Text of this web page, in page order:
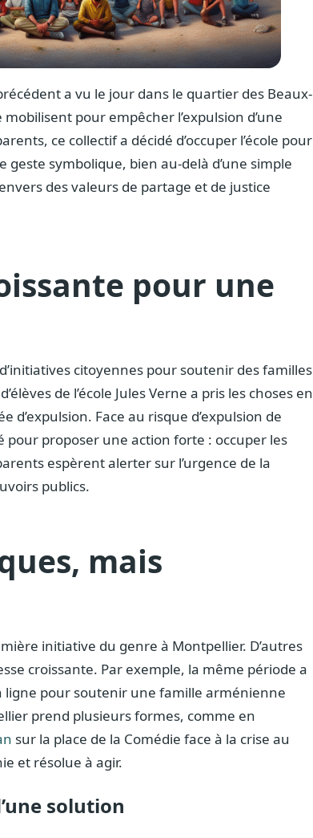
a vu le jour dans le quartier des Beaux-
mobilisent pour empêcher l’expulsion d’une
ce collectif a décidé d’occuper l’école pour
symbolique, bien au-delà d’une simple
des valeurs de partage et de justice
pour une
citoyennes pour soutenir des familles
de l’école Jules Verne a pris les choses en
Face au risque d’expulsion de
pour proposer une action forte : occuper les
espèrent alerter sur l’urgence de la
publics.
mais
initiative du genre à Montpellier. D’autres
croissante. Par exemple, la même période a
ligne pour soutenir une famille arménienne
prend plusieurs formes, comme en
sur la place de la Comédie face à la crise au
et résolue à agir.
solution